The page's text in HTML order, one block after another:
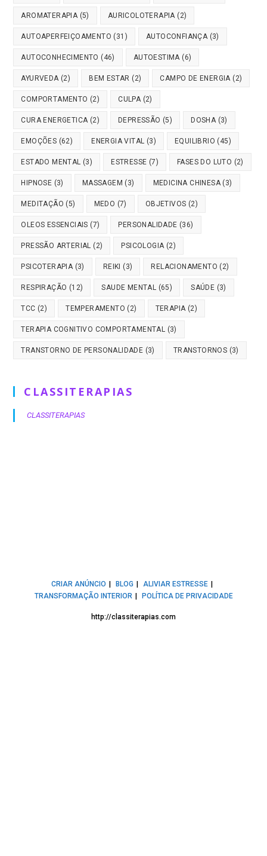
AROMATERAPIA(5) AURICOLOTERAPIA(2)
AUTOAPERFEIÇOAMENTO (31) AUTOCONFIANÇA(3)
AUTOCONHECIMENTO (46) AUTOESTIMA(6)
AYURVEDA(2) BEM ESTAR (2) CAMPO DE ENERGIA(2)
COMPORTAMENTO (2) CULPA(2)
CURA ENERGETICA(2) DEPRESSÃO (5) DOSHA(3)
EMOÇÕES (62) ENERGIA VITAL (3) EQUILIBRIO (45)
ESTADO MENTAL (3) ESTRESSE (7) FASES DO LUTO (2)
HIPNOSE (3) MASSAGEM (3) MEDICINA CHINESA(3)
MEDITAÇÃO (5) MEDO (7) OBJETIVOS (2)
OLEOS ESSENCIAIS (7) PERSONALIDADE (36)
PRESSÃO ARTERIAL (2) PSICOLOGIA(2)
PSICOTERAPIA(3) REIKI (3) RELACIONAMENTO (2)
RESPIRAÇÃO (12) SAUDE MENTAL (65) SAÚDE (3)
TCC (2) TEMPERAMENTO (2) TERAPIA(2)
TERAPIA COGNITIVO COMPORTAMENTAL (3)
TRANSTORNO DE PERSONALIDADE (3) TRANSTORNOS (3)
CLASSITERAPIAS
CLASSITERAPIAS
CRIAR ANÚNCIO BLOG
ALIVIAR ESTRESSE
TRANSFORMAÇÃO INTERIOR
POLÍTICA DE PRIVACIDADE
http://classiterapias.com